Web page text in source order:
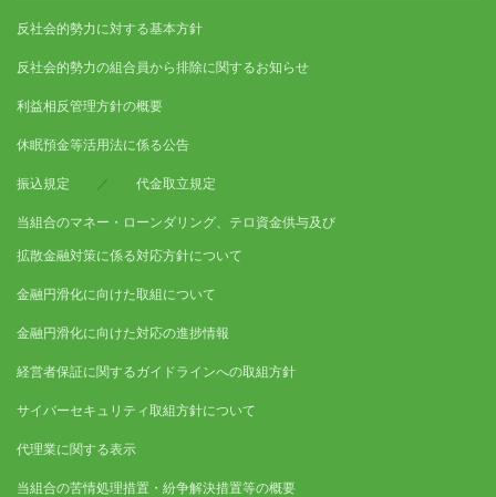
反社会的勢力に対する基本方針
反社会的勢力の組合員から排除に関するお知らせ
利益相反管理方針の概要
休眠預金等活用法に係る公告
振込規定 ／ 代金取立規定
当組合のマネー・ローンダリング、テロ資金供与及び
拡散金融対策に係る対応方針について
金融円滑化に向けた取組について
金融円滑化に向けた対応の進捗情報
経営者保証に関するガイドラインへの取組方針
サイバーセキュリティ取組方針について
代理業に関する表示
当組合の苦情処理措置・紛争解決措置等の概要